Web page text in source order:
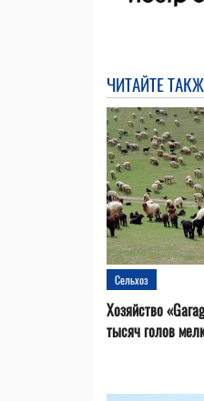
ЧИТАЙТЕ
Сельхоз
Хозяйство
тысяч голов